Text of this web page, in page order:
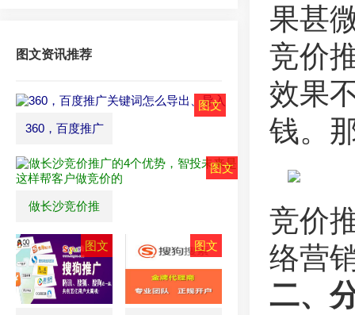
图文资讯推荐
360，百度推广
做长沙竞价推
果甚
竞价
效果
钱。
竞价
络营
二、